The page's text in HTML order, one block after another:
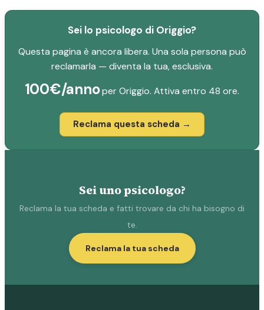
Sei lo psicologo di Origgio?
Questa pagina è ancora libera. Una sola persona può
reclamarla — diventa la tua, esclusiva.
100€/annoper Origgio. Attiva entro 48 ore.
Reclama questa scheda →
Sei uno psicologo?
Reclama la tua scheda e fatti trovare da chi ha bisogno di
te.
Reclama la tua scheda